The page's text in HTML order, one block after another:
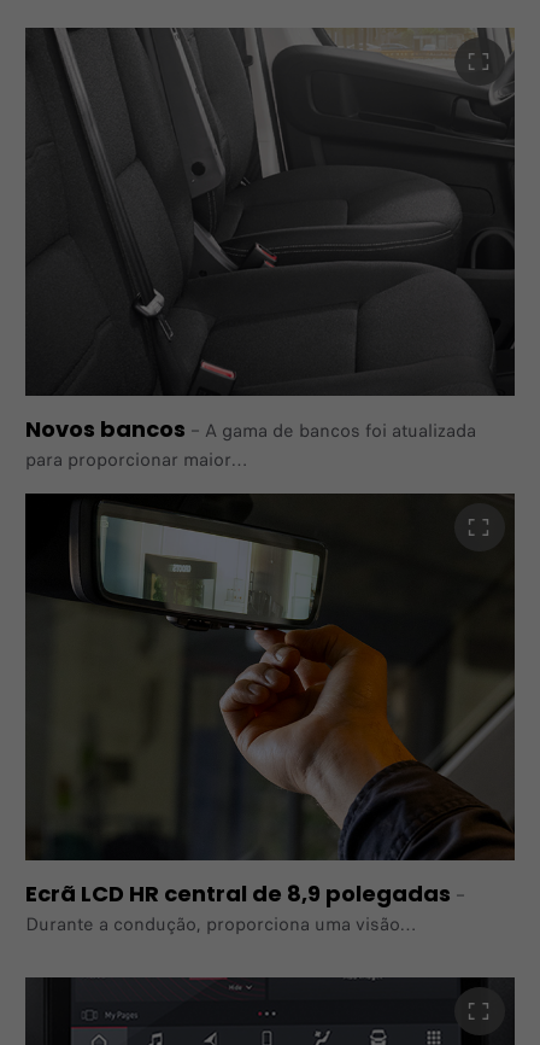
tátil a cores, baseado na tecnologia do sistema operativo
Android, que oferece uma interface completa
semelhante à de
um smartphone e reconhecimento de voz em linguagem
natural. A navegação está disponível tanto através da
projeção sem
fios CarPlay/Android Auto como através dos mapas 3D
Novos bancos – A gama de bancos foi atualizada
para proporcionar maior
conforto, com tecidos em tons de preto e cinzento para
visual moderno. O conforto também foi melhorado
graças
a uma nova forma da almofada do banco e à utilização
Ecrã LCD HR central de 8,9 polegadas –
Durante a condução, proporciona uma visão
clara da estrada atrás a médias e longas distâncias,